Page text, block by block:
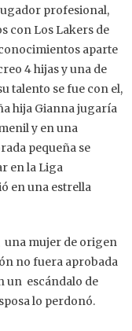
profesional,
con Los Lakers de
aparte
4 hijas y una de
talento se fue con el,
hija Gianna jugaría
y en una
pequeña se
en la Liga
en una estrella
una mujer de origen
no fuera aprobada
un escándalo de
lo perdonó.